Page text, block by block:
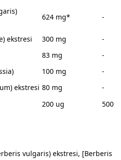
624 mg* -
ekstresi 300 mg
-
83 mg
-
100 mg
-
ekstresi 80 mg
-
200 ug 500
vulgaris) ekstresi, [Berberis